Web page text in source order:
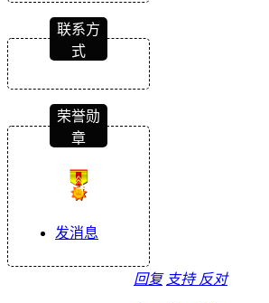
联系方
式
荣誉勋
章
发消息
回复 支持 反对